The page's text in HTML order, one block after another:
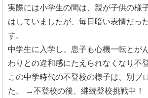
実際には小学生の間は、親が子供の様
はしていましたが、毎日暗い表情だっ
す。
中学生に入学し、息子も心機一転とが
わりとの違和感にたえられなくなり不
この中学時代の不登校の様子は、別ブ
た。
→不登校の後、継続登校挑戦中！